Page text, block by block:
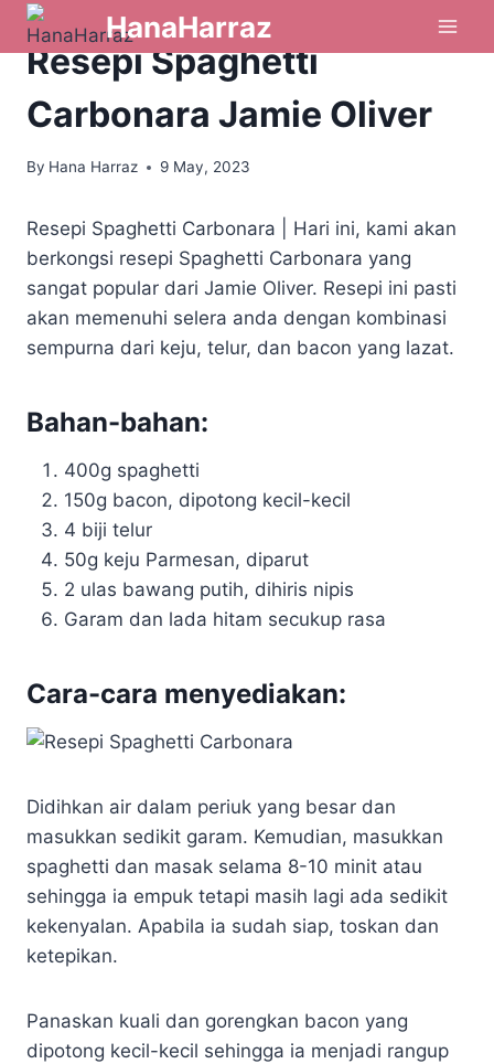
HanaHarraz
NASI, MEE & PASTA | RESEPI
Resepi Spaghetti
Carbonara Jamie Oliver
By Hana Harraz 9 May, 2023
Resepi Spaghetti Carbonara |
Hari ini, kami akan
berkongsi resepi Spaghetti Carbonara yang
sangat popular dari Jamie Oliver. Resepi ini pasti
akan memenuhi selera anda dengan kombinasi
sempurna dari keju, telur, dan bacon yang lazat.
Bahan-bahan:
400g spaghetti
150g bacon, dipotong kecil-kecil
4 biji telur
50g keju Parmesan, diparut
2 ulas bawang putih, dihiris nipis
Garam dan lada hitam secukup rasa
Cara-cara menyediakan:
Didihkan air dalam periuk yang besar dan
masukkan sedikit garam. Kemudian, masukkan
spaghetti dan masak selama 8-10 minit atau
sehingga ia empuk tetapi masih lagi ada sedikit
kekenyalan. Apabila ia sudah siap, toskan dan
ketepikan.
Panaskan kuali dan gorengkan bacon yang
dipotong kecil-kecil sehingga ia menjadi rangup